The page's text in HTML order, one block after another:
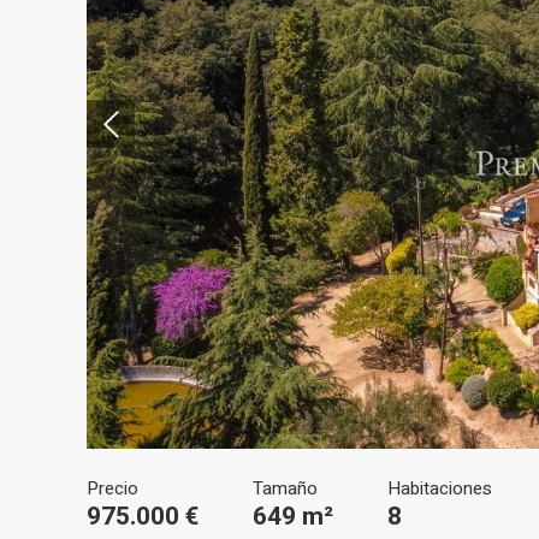
Precio
975.000 €
Tamaño
649 m²
Habitaciones
8
Este
deberá
de la